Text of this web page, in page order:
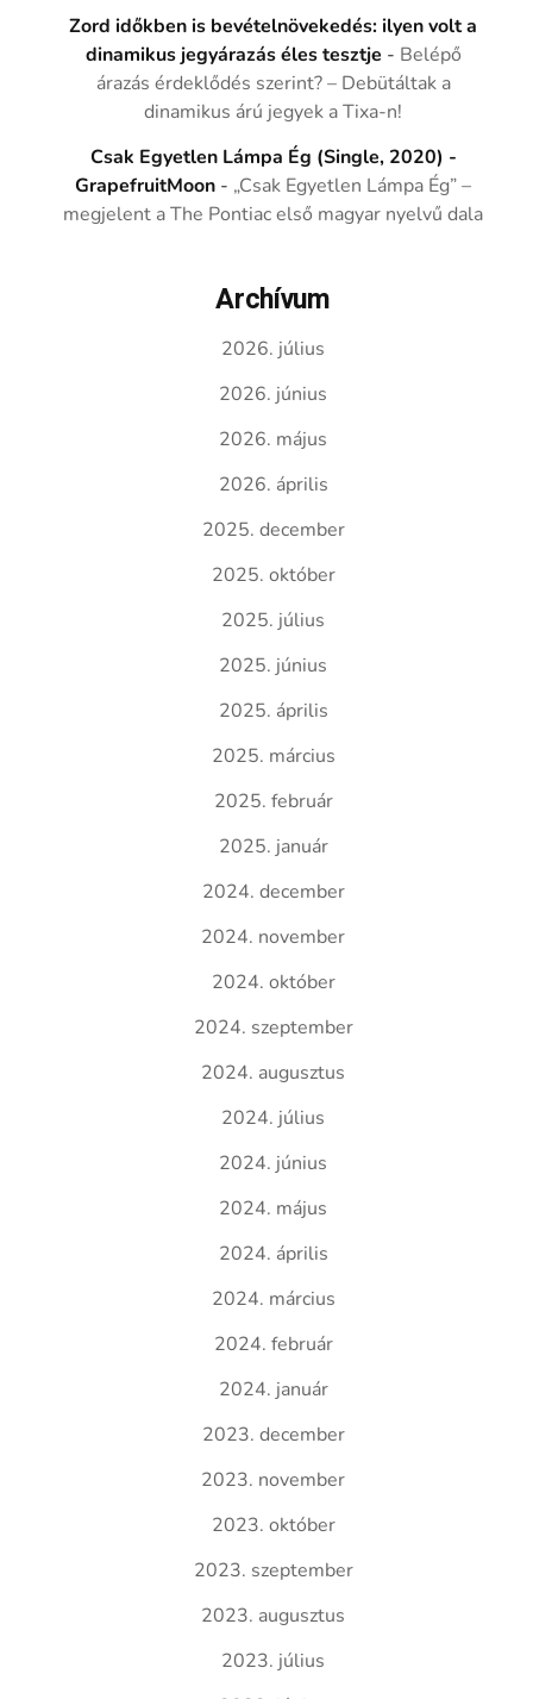
Zord időkben is bevételnövekedés: ilyen volt a
dinamikus jegyárazás éles tesztje - Belépő
árazás érdeklődés szerint? – Debütáltak a
dinamikus árú jegyek a Tixa-n!
Csak Egyetlen Lámpa Ég (Single, 2020) -
GrapefruitMoon - „Csak Egyetlen Lámpa Ég” –
megjelent a The Pontiac első magyar nyelvű dala
Archívum
2026. július
2026. június
2026. május
2026. április
2025. december
2025. október
2025. július
2025. június
2025. április
2025. március
2025. február
2025. január
2024. december
2024. november
2024. október
2024. szeptember
2024. augusztus
2024. július
2024. június
2024. május
2024. április
2024. március
2024. február
2024. január
2023. december
2023. november
2023. október
2023. szeptember
2023. augusztus
2023. július